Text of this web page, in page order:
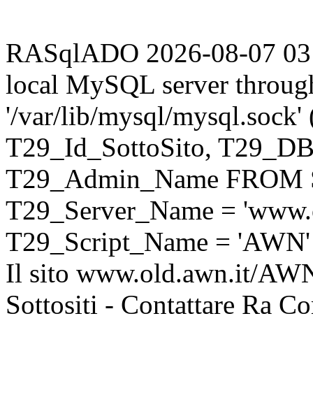
RASqlADO 2026-08-07
local MySQL server
'/var/lib/mysql/mysql.sock'
T29_Id_SottoSito,
T29_Admin_Name
T29_Server_Name =
T29_Script_Name = 'AWN'
Il sito www.old.awn.it/
Sottositi - Contattare Ra